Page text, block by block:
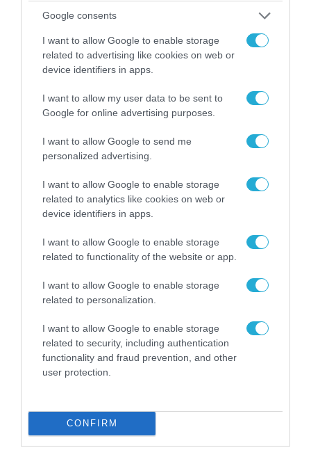
Google consents
I want to allow Google to enable storage
related to advertising like cookies on web or
device identifiers in apps.
I want to allow my user data to be sent to
Google for online advertising purposes.
I want to allow Google to send me
personalized advertising.
I want to allow Google to enable storage
related to analytics like cookies on web or
device identifiers in apps.
I want to allow Google to enable storage
related to functionality of the website or app.
I want to allow Google to enable storage
related to personalization.
I want to allow Google to enable storage
related to security, including authentication
functionality and fraud prevention, and other
user protection.
CONFIRM
Στο «κόκκινο» το Ντνιπροπετρόφσκ: Οι
επιθέσεις σε όλη την επικράτεια
ΠΟΛΙΤΙΚΗ
του Αρκά για τα τατουάζ (φωτο)